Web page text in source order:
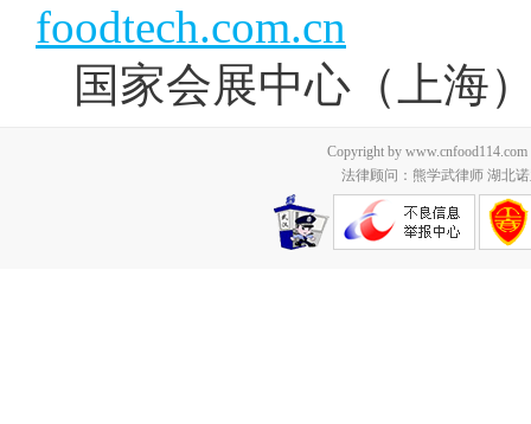
foodtech.com.cn
国家会展中心（上海
Copyright by
法律顾问：熊学武律师 湖北